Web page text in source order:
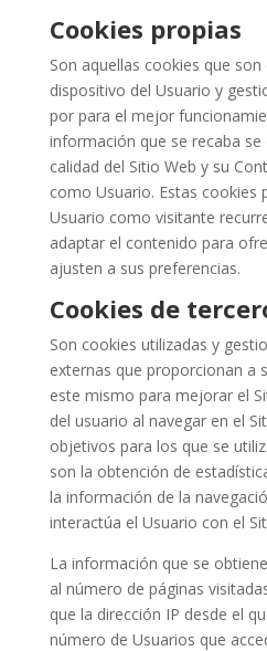
Cookies propias
Son aquellas cookies que
dispositivo del Usuario y
por para el mejor
información que se recaba
calidad del Sitio Web y su
como Usuario. Estas cookies
Usuario como visitante
adaptar el contenido para
ajusten a sus preferencias.
Cookies de
Son cookies utilizadas y
externas que proporcionan a
este mismo para mejorar el
del usuario al navegar en el
objetivos para los que se
son la obtención de
la información de la
interactúa el Usuario con el
La información que se
al número de páginas
que la dirección IP desde el
número de Usuarios que